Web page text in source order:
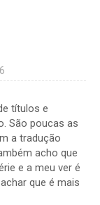
títulos e
São poucas as
a tradução
acho que
e a meu ver é
que é mais